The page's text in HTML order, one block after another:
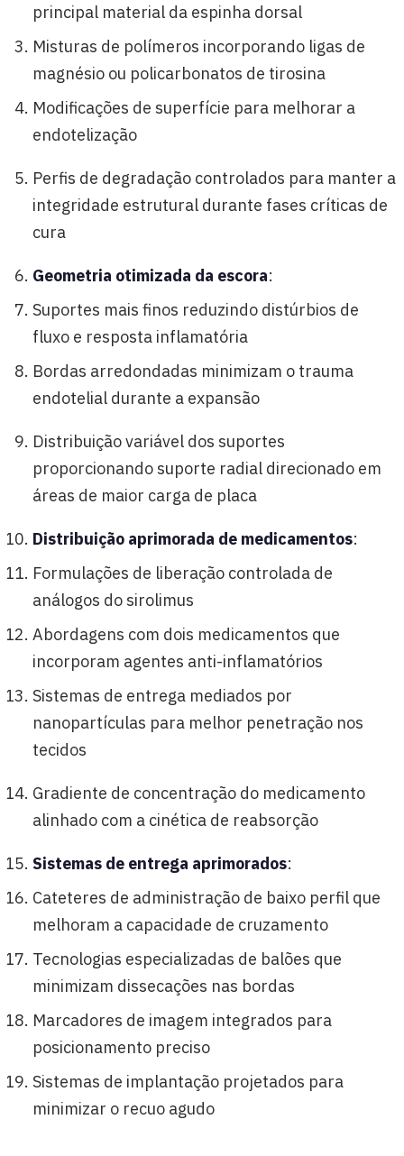
principal material da espinha dorsal
Misturas de polímeros incorporando ligas de
magnésio ou policarbonatos de tirosina
Modificações de superfície para melhorar a
endotelização
Perfis de degradação controlados para manter a
integridade estrutural durante fases críticas de
cura
Geometria otimizada da escora:
Suportes mais finos reduzindo distúrbios de
fluxo e resposta inflamatória
Bordas arredondadas minimizam o trauma
endotelial durante a expansão
Distribuição variável dos suportes
proporcionando suporte radial direcionado em
áreas de maior carga de placa
Distribuição aprimorada de medicamentos:
Formulações de liberação controlada de
análogos do sirolimus
Abordagens com dois medicamentos que
incorporam agentes anti-inflamatórios
Sistemas de entrega mediados por
nanopartículas para melhor penetração nos
tecidos
Gradiente de concentração do medicamento
alinhado com a cinética de reabsorção
Sistemas de entrega aprimorados:
Cateteres de administração de baixo perfil que
melhoram a capacidade de cruzamento
Tecnologias especializadas de balões que
minimizam dissecações nas bordas
Marcadores de imagem integrados para
posicionamento preciso
Sistemas de implantação projetados para
minimizar o recuo agudo